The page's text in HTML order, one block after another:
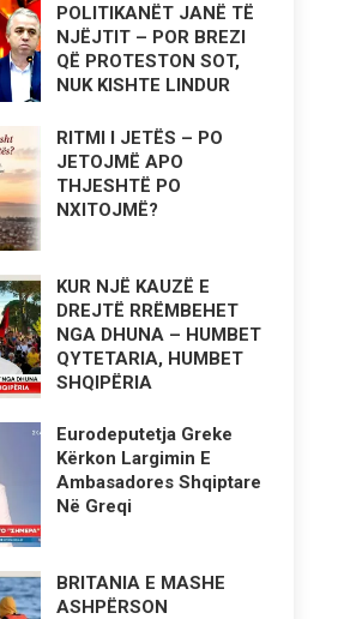
POLITIKANËT JANË TË
NJËJTIT – POR BREZI
QË PROTESTON SOT,
NUK KISHTE LINDUR
RITMI I JETËS – PO
JETOJMË APO
THJESHTË PO
NXITOJMË?
KUR NJË KAUZË E
DREJTË RRËMBEHET
NGA DHUNA – HUMBET
QYTETARIA, HUMBET
SHQIPËRIA
Eurodeputetja Greke
Kërkon Largimin E
Ambasadores Shqiptare
Në Greqi
BRITANIA E MASHE
ASHPËRSON